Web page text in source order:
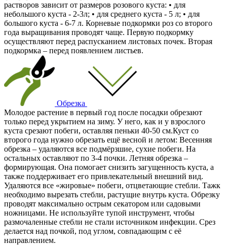
растворов зависит от размеров розового куста: • для
небольшого куста - 2-3л; • для среднего куста - 5 л; • для
большого куста - 6-7 л. Корневые подкормки роз со второго
года выращивания проводят чаще. Первую подкормку
осуществляют перед распусканием листовых почек. Вторая
подкормка – перед появлением листьев.
Обрезка
Молодое растение в первый год после посадки обрезают
только перед укрытием на зиму. У него, как и у взрослого
куста срезают побеги, оставляя пеньки 40-50 см.Куст со
второго года нужно обрезать ещё весной и летом: Весенняя
обрезка – удаляются все подмёрзшие, сухие побеги. На
остальных оставляют по 3-4 почки. Летняя обрезка –
формирующая. Она помогает снизить загущенность куста, а
также поддерживает его привлекательный внешний вид.
Удаляются все «жировые» побеги, отцветающие стебли. Тажк
необходимо вырезать стебли, растущие внутрь куста. Обрезку
проводят максимально острым секатором или садовыми
ножницами. Не используйте тупой инструмент, чтобы
размочаленные стебли не стали источником инфекции. Срез
делается над почкой, под углом, совпадающим с её
направлением.